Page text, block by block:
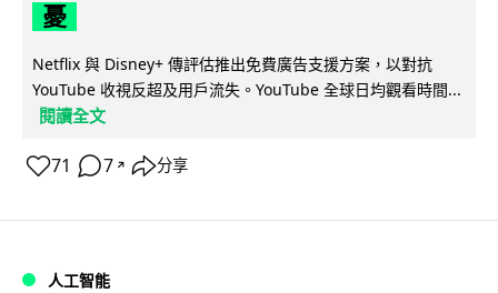
憂
Netflix 與 Disney+ 傳評估推出免費廣告支援方案，以對抗
YouTube 收視反超及用戶流失。YouTube 全球日均觀看時間...
閱讀全文
71 7 ↗ 分享
人工智能